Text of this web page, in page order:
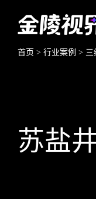
首页 > 行业案例 > 三
苏盐